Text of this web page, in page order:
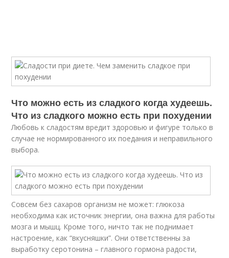
Что можно есть из сладкого когда худеешь.
Что из сладкого можно есть при похудении
Любовь к сладостям вредит здоровью и фигуре только в
случае не нормированного их поедания и неправильного
выбора.
Совсем без сахаров организм не может: глюкоза
необходима как источник энергии, она важна для работы
мозга и мышц. Кроме того, ничто так не поднимает
настроение, как “вкусняшки”. Они ответственны за
выработку серотонина – главного гормона радости,